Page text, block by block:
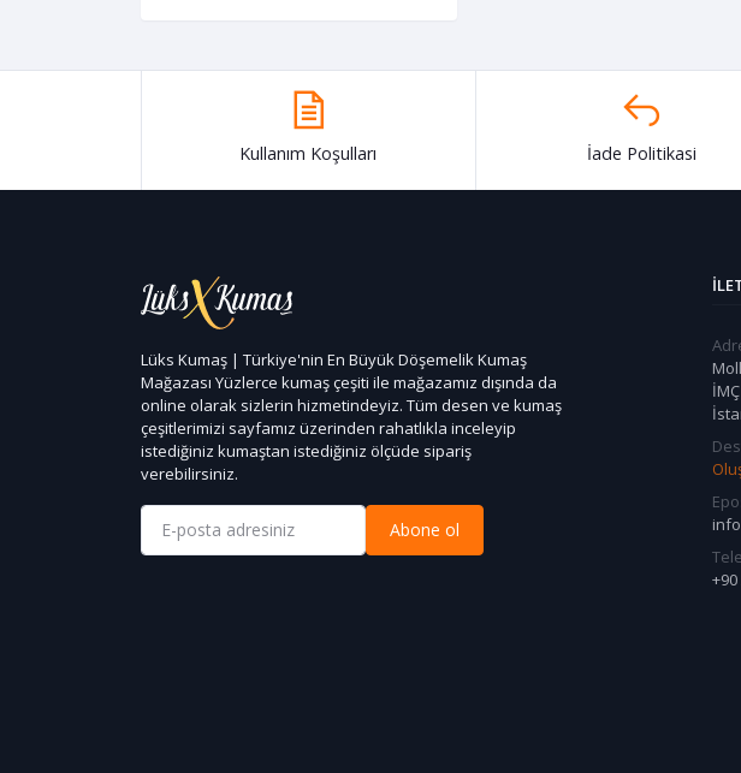
Kullanım Koşulları İade Politikasi
Lüks Kumaş | Türkiye'nin En Büyük Döşemelik Kumaş
Mağazası Yüzlerce kumaş çeşiti ile mağazamız dışında da
online olarak sizlerin hizmetindeyiz. Tüm desen ve kumaş
çeşitlerimizi sayfamız üzerinden rahatlıkla inceleyip
istediğiniz kumaştan istediğiniz ölçüde sipariş
verebilirsiniz.
Abone ol
+90